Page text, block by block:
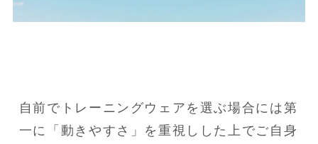
自前でトレーニングウェアを選ぶ場合には第
一に「動きやすさ」を重視しした上でご自身